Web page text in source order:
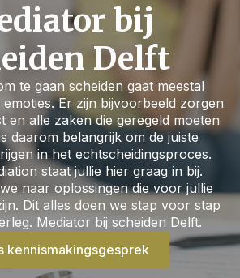
bij
Delft
te gaan scheiden gaat meestal
Er zijn bijvoorbeeld zorgen
en alle zaken die geregeld moeten
daarom belangrijk om de juiste
in het echtscheidingsproces.
staat jullie hier graag in bij.
naar oplossingen die voor jullie
Dit alles doen we stap voor stap
Mediator bij scheiden Delft.
kennismakingsgesprek